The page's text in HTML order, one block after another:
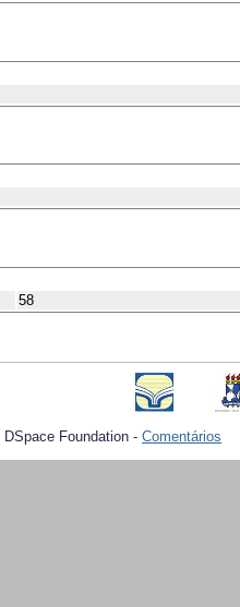
58
Foundation - Comentários